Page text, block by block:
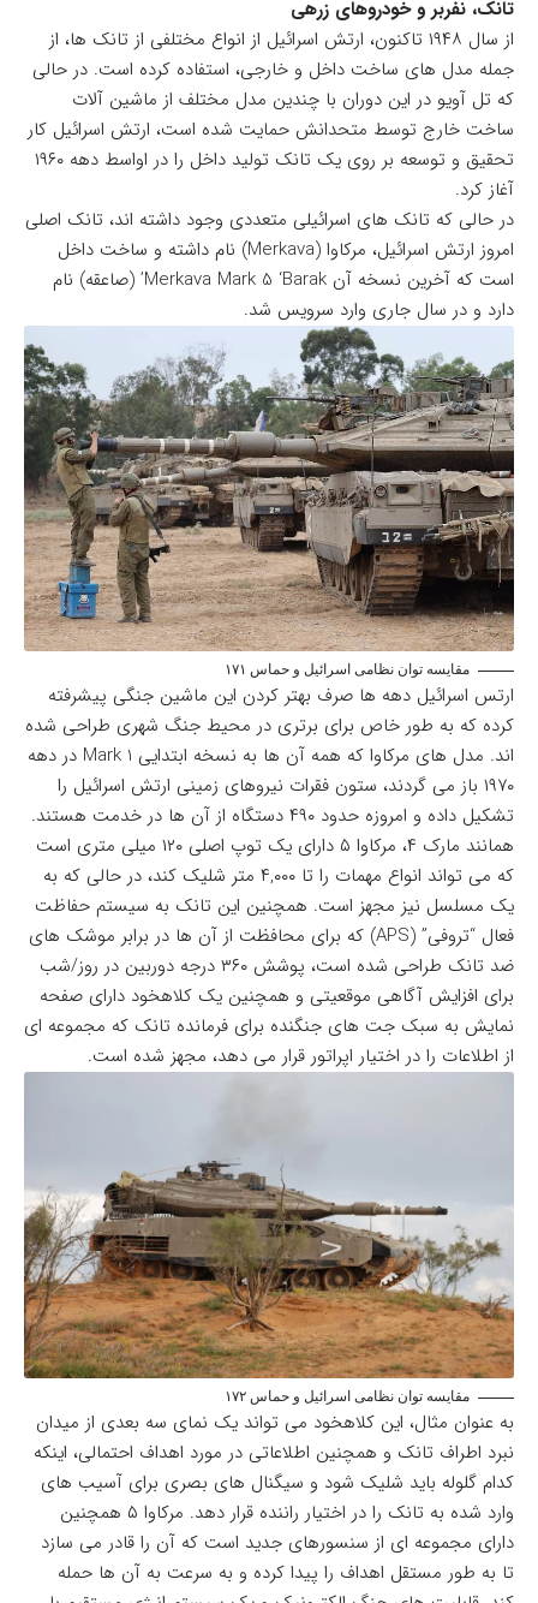
تانک، نفربر و خودروهای زرهی
از سال ۱۹۴۸ تاکنون، ارتش اسرائیل از انواع مختلفی از تانک ها، از
جمله مدل های ساخت داخل و خارجی، استفاده کرده است. در حالی
که تل آویو در این دوران با چندین مدل مختلف از ماشین آلات
ساخت خارج توسط متحدانش حمایت شده است، ارتش اسرائیل کار
تحقیق و توسعه بر روی یک تانک تولید داخل را در اواسط دهه ۱۹۶۰
آغاز کرد.
در حالی که تانک های اسرائیلی متعددی وجود داشته اند، تانک اصلی
امروز ارتش اسرائیل، مرکاوا
(Merkava) نام داشته و ساخت داخل
است که آخرین نسخه آن Merkava Mark 5 ‘Barak’ (صاعقه) نام
دارد و در سال جاری وارد سرویس شد.
مقایسه توان نظامی اسرائیل و حماس ۱۷۱
ارتس اسرائیل دهه ها صرف بهتر کردن این ماشین جنگی پیشرفته
کرده که به طور خاص برای برتری در محیط جنگ شهری طراحی شده
اند. مدل های مرکاوا که همه آن ها به نسخه ابتدایی Mark 1 در دهه
۱۹۷۰ باز می گردند، ستون فقرات نیروهای زمینی ارتش اسرائیل را
تشکیل داده و امروزه حدود ۴۹۰ دستگاه از آن ها در خدمت هستند.
همانند مارک ۴، مرکاوا ۵ دارای یک توپ اصلی ۱۲۰ میلی متری است
که می تواند انواع مهمات را تا ۴,۰۰۰ متر شلیک کند، در حالی که به
یک مسلسل نیز مجهز است. همچنین این تانک به سیستم حفاظت
فعال “تروفی” (APS) که برای محافظت از آن ها در برابر موشک های
ضد تانک طراحی شده است، پوشش ۳۶۰ درجه دوربین در روز/شب
برای افزایش آگاهی موقعیتی و همچنین یک کلاهخود دارای صفحه
نمایش به سبک جت های جنگنده برای فرمانده تانک که مجموعه ای
از اطلاعات را در اختیار اپراتور قرار می دهد، مجهز شده است.
مقایسه توان نظامی اسرائیل و حماس ۱۷۲
به عنوان مثال، این کلاهخود می تواند یک نمای سه بعدی از میدان
نبرد اطراف تانک و همچنین اطلاعاتی در مورد اهداف احتمالی، اینکه
کدام گلوله باید شلیک شود و سیگنال های بصری برای آسیب های
وارد شده به تانک را در اختیار راننده قرار دهد. مرکاوا ۵ همچنین
دارای مجموعه ای از سنسورهای جدید است که آن را قادر می سازد
تا به طور مستقل اهداف را پیدا کرده و به سرعت به آن ها حمله